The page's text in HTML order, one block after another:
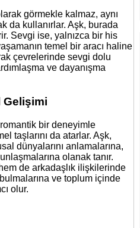
görmekle kalmaz, aynı
da kullanırlar. Aşk, burada
Sevgi ise, yalnızca bir his
temel bir aracı haline
çevrelerinde sevgi dolu
ve dayanışma
Gelişimi
romantik bir deneyimle
taşlarını da atarlar. Aşk,
dünyalarını anlamalarına,
olanak tanır.
de arkadaşlık ilişkilerinde
ve toplum içinde
olur.